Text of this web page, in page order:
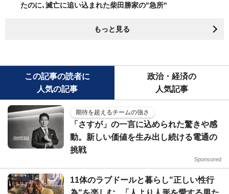
たのに､滅亡に追い込まれた柴田勝家の"急所"
もっと見る
この記事の読者に
人気の記事
政治・経済の
人気記事
期待を超えるチームの強さ
「さすが」の一言に込められた驚きや感
動。新しい価値を生み出し続ける電通の
挑戦
Sponsored
11体のラブドールと暮らし"正しい性行